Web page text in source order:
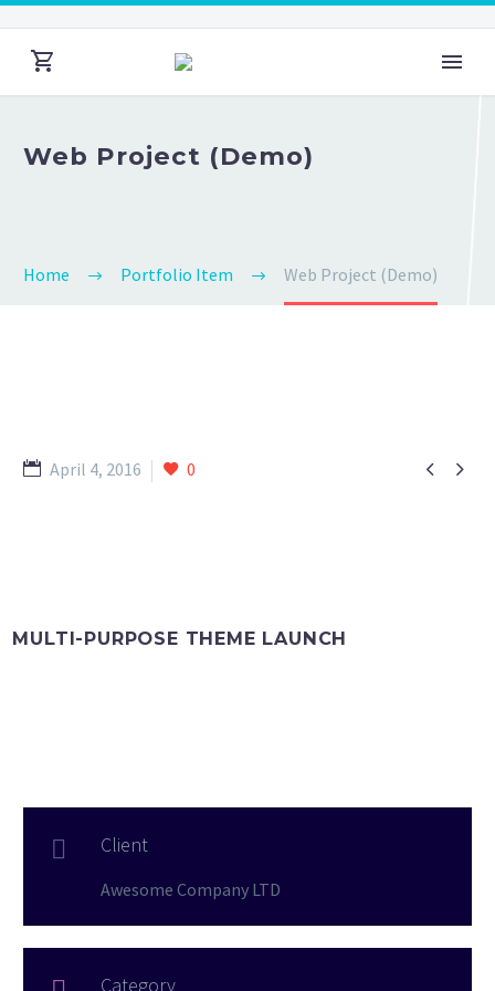
Web Project (Demo)
Home Portfolio Item Web Project (Demo)
 
April 4, 2016 0
MULTI-PURPOSE THEME LAUNCH
 Client
Awesome Company LTD
Category